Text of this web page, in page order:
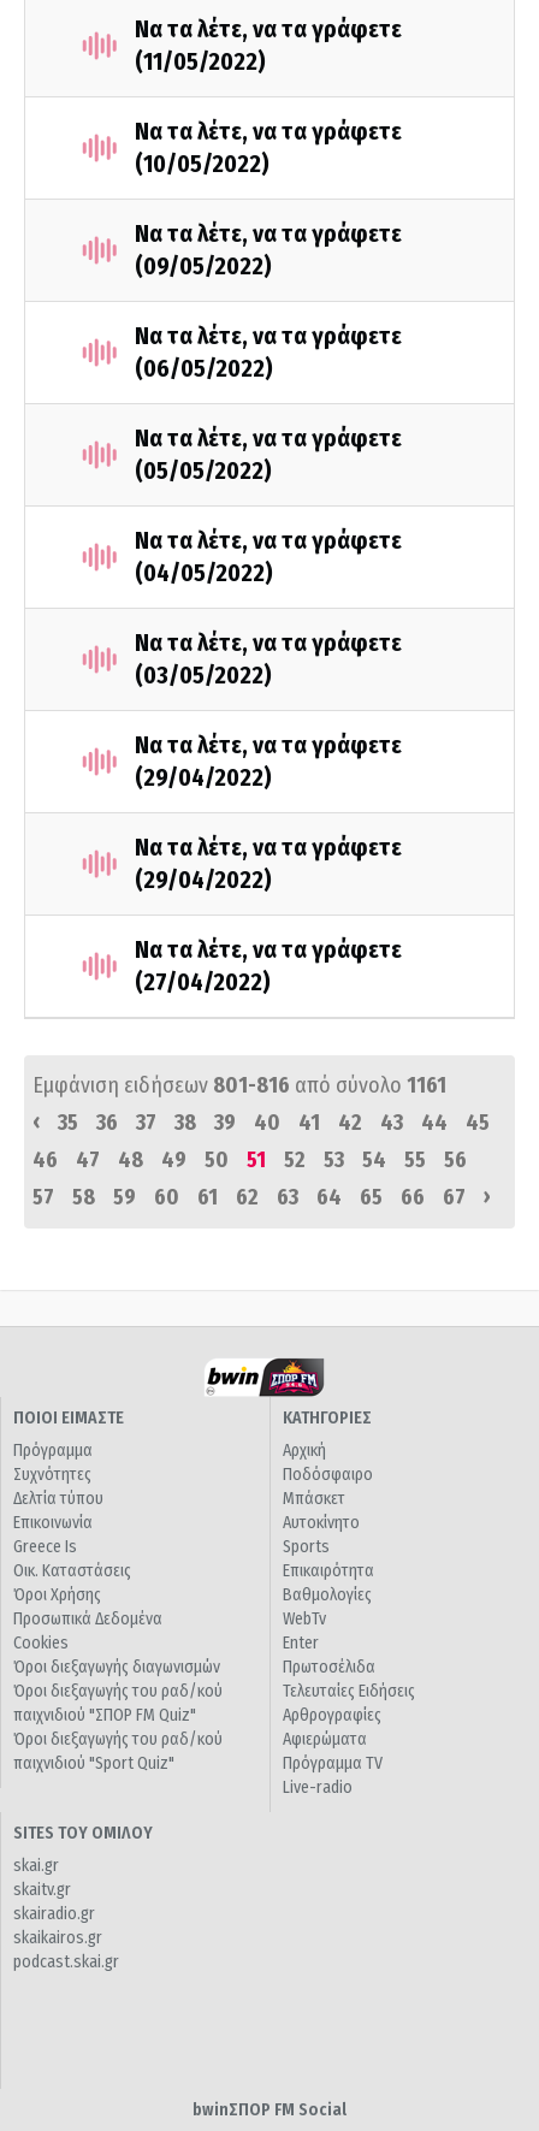
Να τα λέτε, να τα γράφετε
(11/05/2022)
Να τα λέτε, να τα γράφετε
(10/05/2022)
Να τα λέτε, να τα γράφετε
(09/05/2022)
Να τα λέτε, να τα γράφετε
(06/05/2022)
Να τα λέτε, να τα γράφετε
(05/05/2022)
Να τα λέτε, να τα γράφετε
(04/05/2022)
Να τα λέτε, να τα γράφετε
(03/05/2022)
Να τα λέτε, να τα γράφετε
(29/04/2022)
Να τα λέτε, να τα γράφετε
(29/04/2022)
Να τα λέτε, να τα γράφετε
(27/04/2022)
Εμφάνιση ειδήσεων 801-816 από σύνολο 1161
‹
35 36 37 38 39 40 41 42 43 44
45
46
47 48 49 50 51 52 53 54 55
56
57
58 59 60 61 62 63 64 65 66 67 ›
ΠΟΙΟΙ ΕΙΜΑΣΤΕ
Πρόγραμμα
Συχνότητες
Δελτία τύπου
Επικοινωνία
Greece Is
Οικ. Καταστάσεις
Όροι Χρήσης
Προσωπικά Δεδομένα
Cookies
Όροι διεξαγωγής διαγωνισμών
Όροι διεξαγωγής του ραδ/κού
παιχνιδιού "ΣΠΟΡ FM Quiz"
Όροι διεξαγωγής του ραδ/κού
παιχνιδιού "Sport Quiz"
ΚΑΤΗΓΟΡΙΕΣ
Αρχική
Ποδόσφαιρο
Μπάσκετ
Αυτοκίνητο
Sports
Επικαιρότητα
Βαθμολογίες
WebTv
Enter
Πρωτοσέλιδα
Τελευταίες Ειδήσεις
Αρθρογραφίες
Αφιερώματα
Πρόγραμμα TV
Live-radio
SITES ΤΟΥ ΟΜΙΛΟΥ
skai.gr
skaitv.gr
skairadio.gr
skaikairos.gr
podcast.skai.gr
bwinΣΠΟΡ FM Social